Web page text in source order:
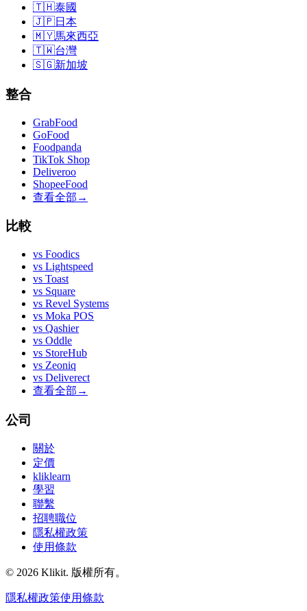
🇹🇭泰國
🇯🇵日本
🇲🇾馬來西亞
🇹🇼台灣
🇸🇬新加坡
整合
GrabFood
GoFood
Foodpanda
TikTok Shop
Deliveroo
ShopeeFood
查看全部 →
比較
vs Foodics
vs Lightspeed
vs Toast
vs Square
vs Revel Systems
vs Moka POS
vs Qashier
vs Oddle
vs StoreHub
vs Zeoniq
vs Deliverect
查看全部 →
公司
關於
定價
kliklearn
學習
聯繫
招聘職位
隱私權政策
使用條款
© 2026 Klikit. 版權所有。
隱私權政策使用條款